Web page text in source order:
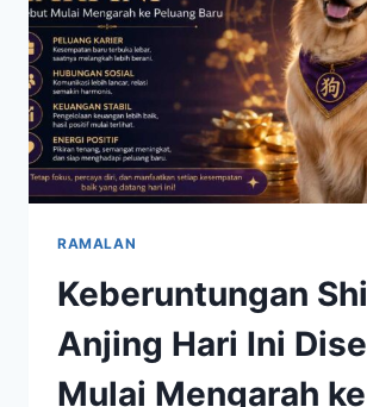
GANDA
KUDA
MEMBUKA
BANYAK
PELUANG
POSITIF
RAMALAN
Keberuntungan
Anjing Hari Ini
Mulai Mengarah ke